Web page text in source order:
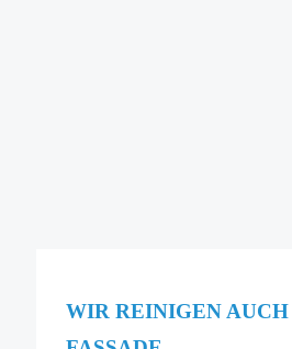
WIR REINIGEN